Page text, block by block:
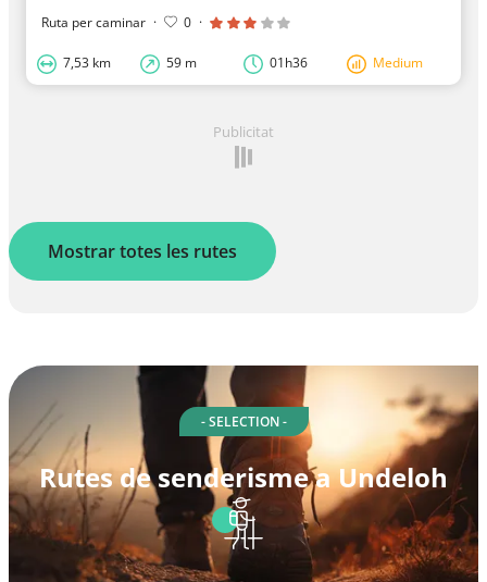
Ruta per caminar · 0 ·
7,53 km 59 m 01h36 Medium
Publicitat
Mostrar totes les rutes
- SELECTION -
Rutes de senderisme a Undeloh